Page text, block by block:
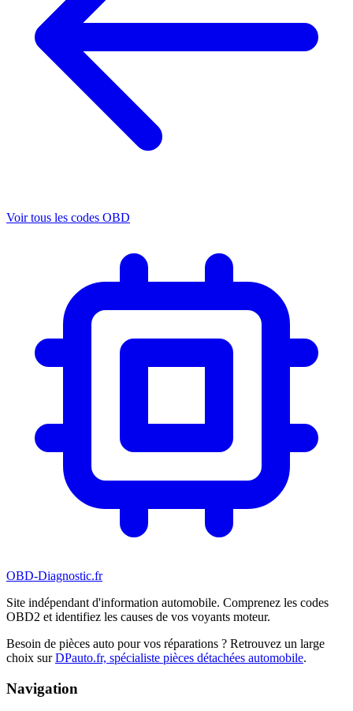
Voir tous les codes OBD
OBD-Diagnostic.fr
Site indépendant d'information automobile. Comprenez les codes
OBD2 et identifiez les causes de vos voyants moteur.
Besoin de pièces auto pour vos réparations ? Retrouvez un large
choix sur DPauto.fr, spécialiste pièces détachées automobile.
Navigation